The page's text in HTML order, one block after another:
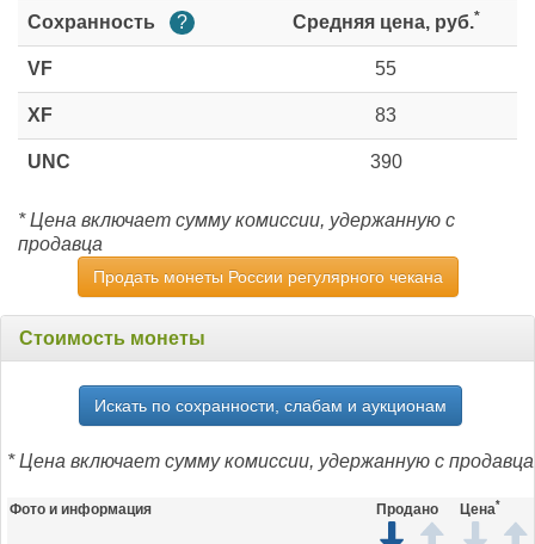
Сохранность ? Средняя цена, руб.*
VF 55
XF 83
UNC 390
* Цена включает сумму комиссии, удержанную с
продавца
Продать монеты России регулярного чекана
Стоимость монеты
Искать по сохранности, слабам и аукционам
* Цена включает сумму комиссии, удержанную с продавца
Фото и информация Продано Цена*